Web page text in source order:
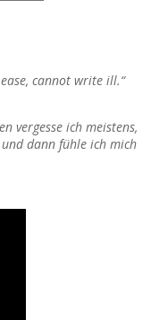
cannot write ill.“
vergesse ich meistens,
dann fühle ich mich